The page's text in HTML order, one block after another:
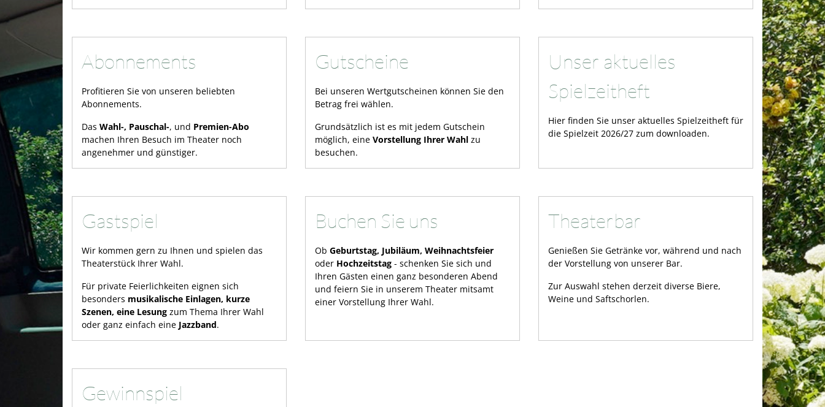
Abonnements
Profitieren Sie von unseren beliebten
Abonnements.
Das Wahl-, Pauschal-, und Premien-Abo
machen Ihren Besuch im Theater noch
angenehmer und günstiger.
Gutscheine
Bei unseren Wertgutscheinen können Sie den
Betrag frei wählen.
Grundsätzlich ist es mit jedem Gutschein
möglich, eine Vorstellung Ihrer Wahl zu
besuchen.
Unser aktuelles
Spielzeitheft
Hier finden Sie unser aktuelles Spielzeitheft für
die Spielzeit 2026/27 zum downloaden.
Gastspiel
Wir kommen gern zu Ihnen und spielen das
Theaterstück Ihrer Wahl.
Für private Feierlichkeiten eignen sich
besonders musikalische Einlagen, kurze
Szenen, eine Lesung zum Thema Ihrer Wahl
oder ganz einfach eine Jazzband.
Buchen Sie uns
Ob Geburtstag, Jubiläum, Weihnachtsfeier
oder Hochzeitstag - schenken Sie sich und
Ihren Gästen einen ganz besonderen Abend
und feiern Sie in unserem Theater mitsamt
einer Vorstellung Ihrer Wahl.
Theaterbar
Genießen Sie Getränke vor, während und nach
der Vorstellung von unserer Bar.
Zur Auswahl stehen derzeit diverse Biere,
Weine und Saftschorlen.
Gewinnspiel